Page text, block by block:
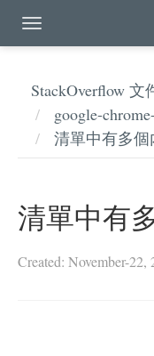
StackOverflow 文
google-
清單中有多
清單中有
Created: November-22,